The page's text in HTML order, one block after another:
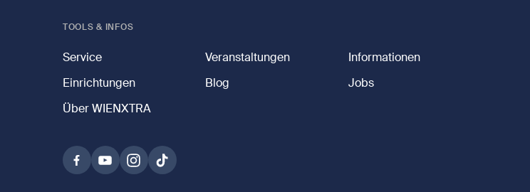
TOOLS & INFOS
Service Veranstaltungen
Informationen
Einrichtungen
Blog
Jobs
Über WIENXTRA